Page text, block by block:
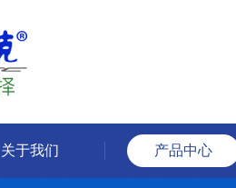
关于我们 产品中心